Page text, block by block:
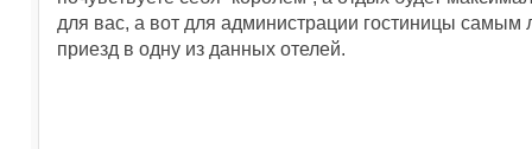
для вас, а вот для администрации гостиницы
приезд в одну из данных отелей.